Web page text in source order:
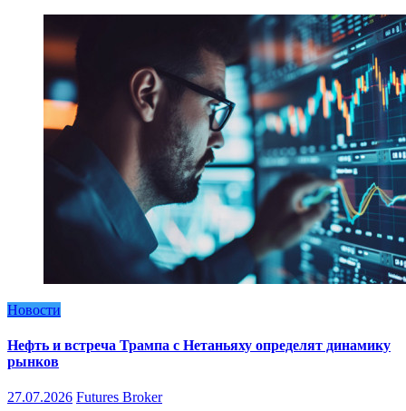
Новости
Нефть и встреча Трампа с Нетаньяху определят динамику
рынков
27.07.2026 Futures Broker